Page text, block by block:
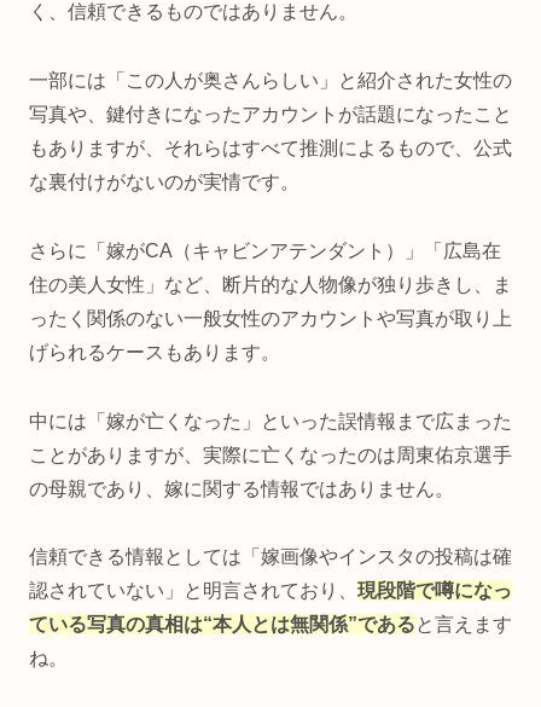
く、信頼できるものではありません。
一部には「この人が奥さんらしい」と紹介された女性の
写真や、鍵付きになったアカウントが話題になったこと
もありますが、それらはすべて推測によるもので、公式
な裏付けがないのが実情です。
さらに「嫁がCA（キャビンアテンダント）」「広島在
住の美人女性」など、断片的な人物像が独り歩きし、ま
ったく関係のない一般女性のアカウントや写真が取り上
げられるケースもあります。
中には「嫁が亡くなった」といった誤情報まで広まった
ことがありますが、実際に亡くなったのは周東佑京選手
の母親であり、嫁に関する情報ではありません。
信頼できる情報としては「嫁画像やインスタの投稿は確
認されていない」と明言されており、 現段階で噂になっ
ている写真の真相は“本人とは無関係”であると言えます
ね。